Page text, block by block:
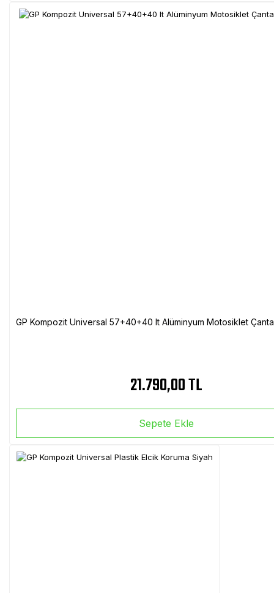
GP Kompozit Universal 57+40+40 lt Alüminyum Motosiklet
21.790,00 TL
Sepete Ekle